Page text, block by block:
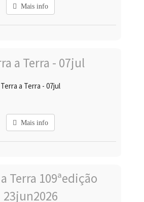
Mais info
Terra a Terra - 07jul
Mais info